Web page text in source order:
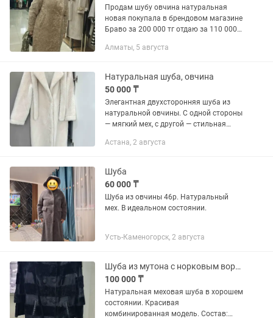
Продам шубу овчина натуральная
новая покупала в брендовом магазине
Браво за 200 000 тг отдаю за 110 000
связи с тем что размер не подходит
Алматы, 5 августа
Натуральная шуба, овчина
50 000 ₸
Элегантная двухсторонняя шуба из
натуральной овчины. С одной стороны
— мягкий мех, с другой — стильная
универсальной и практичной. Нежный
Астана, 2 августа
Шуба
60 000 ₸
Шуба из овчины 46р. Натуральный
мех. В идеальном состоянии.
Усть-Каменогорск, 2 августа
Шуба из мутона с норковым воротником. Размер 44 (М)
100 000 ₸
Натуральная меховая шуба в хорошем
состоянии. Красивая
комбинированная модель. Состав: